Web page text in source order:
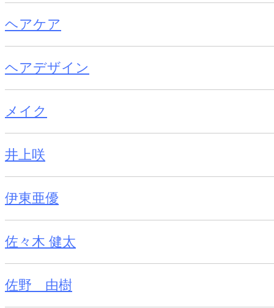
ヘアケア
ヘアデザイン
メイク
井上咲
伊東亜優
佐々木 健太
佐野 由樹